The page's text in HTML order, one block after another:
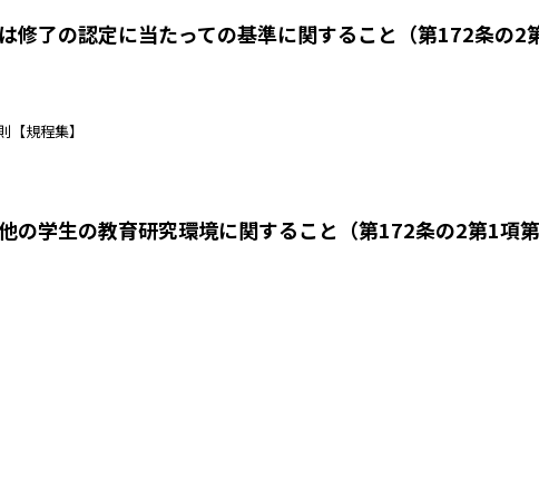
修了の認定に当たっての基準に関すること（第172条の2
【規程集】
の学生の教育研究環境に関すること（第172条の2第1項